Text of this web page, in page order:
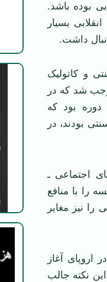
بوده باشد.
بسیار
داشت.
و کاتولیک
شد که در
بود که
بودند، در
اجتماعی ـ
را با منافع
را نیز مغایر
اروپای آغاز
نکته جالب